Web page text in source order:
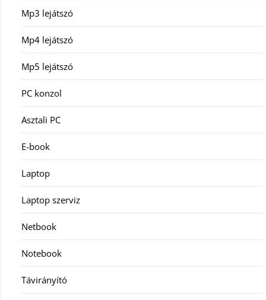
Mp3 lejátszó
Mp4 lejátszó
Mp5 lejátszó
PC konzol
Asztali PC
E-book
Laptop
Laptop szerviz
Netbook
Notebook
Távirányító